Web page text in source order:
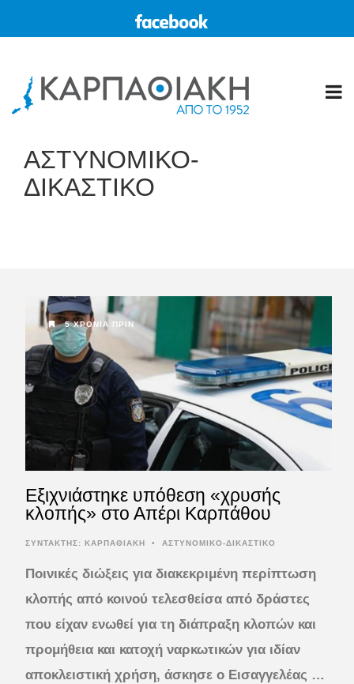
ΑΣΤΥΝΟΜΙΚΟ-
ΔΙΚΑΣΤΙΚΟ
5 ΧΡΌΝΙΑ ΠΡΙΝ
Εξιχνιάστηκε υπόθεση «χρυσής
κλοπής» στο Απέρι Καρπάθου
ΣΥΝΤΆΚΤΗΣ: ΚΑΡΠΑΘΙΑΚΗ • ΑΣΤΥΝΟΜΙΚΟ-ΔΙΚΑΣΤΙΚΟ
Ποινικές διώξεις για διακεκριμένη περίπτωση
κλοπής από κοινού τελεσθείσα από δράστες
που είχαν ενωθεί για τη διάπραξη κλοπών και
προμήθεια και κατοχή ναρκωτικών για ιδίαν
αποκλειστική χρήση, άσκησε ο Εισαγγελέας …